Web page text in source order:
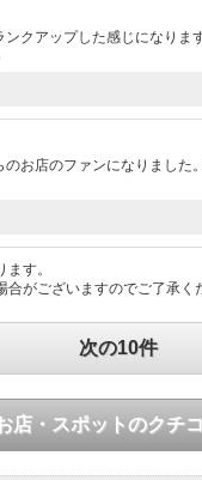
クアップした感じになり
お店のファンになりました
す。
がございますのでご了承く
次の10件
店・スポットのクチ